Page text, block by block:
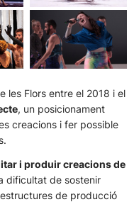
les Flors entre el 2018 i el
, un posicionament
creacions i fer possible
i produir creacions de
dificultat de sostenir
de producció